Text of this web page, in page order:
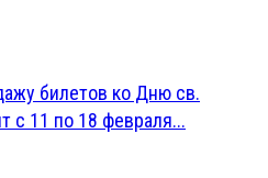
билетов ко Дню св.
с 11 по 18 февраля...